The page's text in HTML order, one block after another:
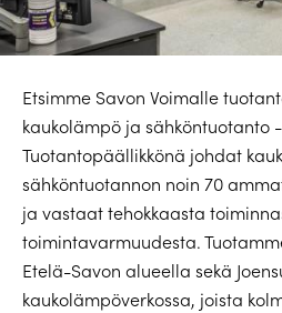
Etsimme Savon Voimalle
kaukolämpö ja sähköntuotanto
Tuotantopäällikkönä johdat
sähköntuotannon noin 70
ja vastaat tehokkaasta
toimintavarmuudesta.
Etelä-Savon alueella sekä
kaukolämpöverkossa, joista